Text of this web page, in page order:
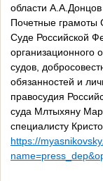
области А.А.Донцов
Почетные грамоты
Суде Российской
организационного
судов,
обязанностей и
правосудия
суда Млтыхяну
специалисту
https://